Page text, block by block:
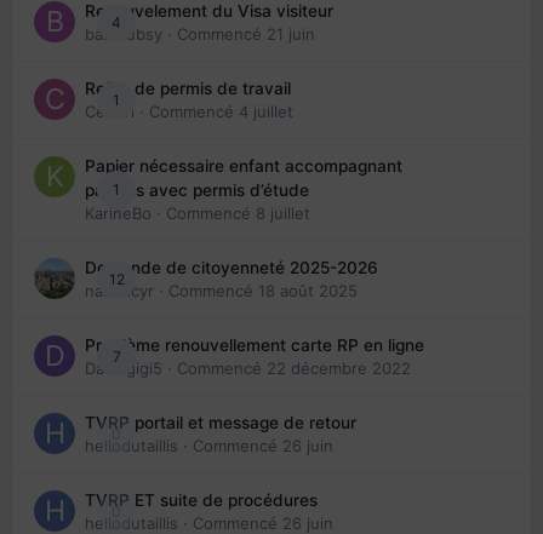
4
Renouvelement du Visa visiteur
babibubsy · Commencé 21 juin
1
Refus de permis de travail
Cedbri · Commencé 4 juillet
1
Papier nécessaire enfant accompagnant
parents avec permis d’étude
KarineBo · Commencé 8 juillet
12
Demande de citoyenneté 2025-2026
nanancyr · Commencé 18 août 2025
7
Problème renouvellement carte RP en ligne
Davidgigi5 · Commencé 22 décembre 2022
0
TVRP portail et message de retour
hellodutaillis · Commencé 26 juin
0
TVRP ET suite de procédures
hellodutaillis · Commencé 26 juin